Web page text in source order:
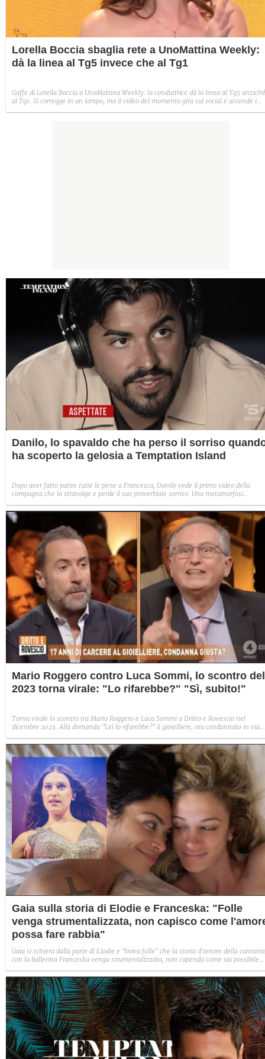
Lorella Boccia sbaglia rete a UnoMattina Weekly:
dà la linea al Tg5 invece che al Tg1
Gaffe di Lorella Boccia a UnoMattina Weekly: la conduttrice dà la linea al Tg5 anziché
al Tg1. Si corregge in un lampo, ma il video del momento gira sui social e accende i
Danilo, lo spavaldo che ha perso il sorriso
ha scoperto la gelosia a Temptation Island
Dopo aver fatto patire tutte le pene a Francesca, Danilo vede il primo video della
compagna che lo stravolge e perde il suo proverbiale sorriso. Una metamorfosi
Mario Roggero contro Luca Sommi, lo scontro del
2023 torna virale: "Lo rifarebbe?" "Sì, subito!"
Torna virale lo scontro tra Mario Roggero e Luca Sommi a Dritto e Rovescio nel
dicembre 2023. Alla domanda "Lei lo rifarebbe?" il gioielliere, ora condannato in via
Gaia sulla storia di Elodie e Franceska: "Folle
venga strumentalizzata, non capisco come
possa fare rabbia"
Gaia si schiera dalla parte di Elodie e "trova folle" che la storia d'amore della
con la ballerina Franceska venga strumentalizzata, non capendo come sia possibile